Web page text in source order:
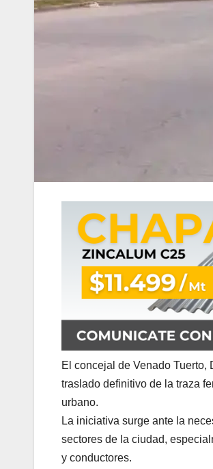
El concejal de Venado
traslado definitivo de la traza
urbano.
La iniciativa surge ante la
sectores de la ciudad,
y conductores.